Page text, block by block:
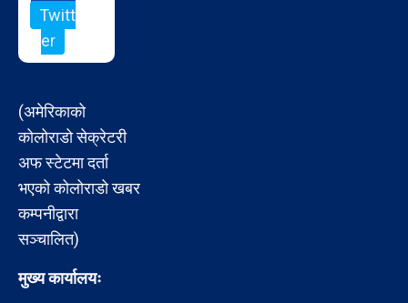
Twitt
er
(अमेरिकाको
कोलोराडो सेक्रेटरी
अफ स्टेटमा दर्ता
भएको कोलोराडो खबर
कम्पनीद्वारा
सञ्चालित)
मुख्य कार्यालयः